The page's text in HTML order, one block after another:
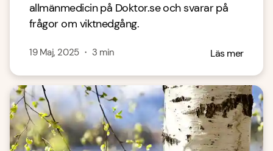
allmänmedicin på Doktor.se och svarar på
frågor om viktnedgång.
19 Maj, 2025・ 3 min Läs mer